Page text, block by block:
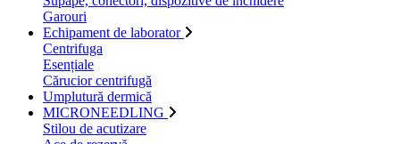
Garouri
Echipament de laborator
Centrifuga
Esențiale
Cărucior centrifugă
Umplutură dermică
MICRONEEDLING
Stilou de acutizare